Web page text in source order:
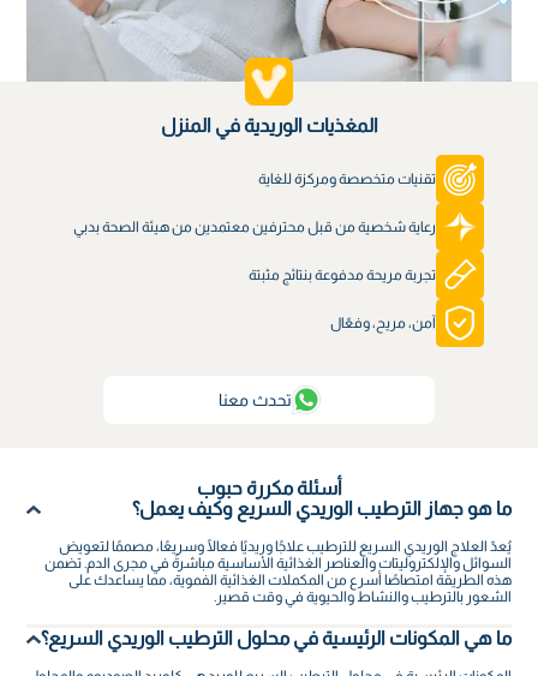
المغذيات الوريدية في المنزل
تقنيات متخصصة ومركزة للغاية
رعاية شخصية من قبل محترفين معتمدين من هيئة الصحة بدبي
تجربة مريحة مدفوعة بنتائج مثبتة
آمن، مريح، وفعّال
تحدث معنا
أسئلة مكررة حبوب
ما هو جهاز الترطيب الوريدي السريع وكيف يعمل؟
يُعدّ العلاج الوريدي السريع للترطيب علاجًا وريديًا فعالًا وسريعًا، مصممًا لتعويض
السوائل والإلكتروليتات والعناصر الغذائية الأساسية مباشرةً في مجرى الدم. تضمن
هذه الطريقة امتصاصًا أسرع من المكملات الغذائية الفموية، مما يساعدك على
الشعور بالترطيب والنشاط والحيوية في وقت قصير.
ما هي المكونات الرئيسية في محلول الترطيب الوريدي السريع؟